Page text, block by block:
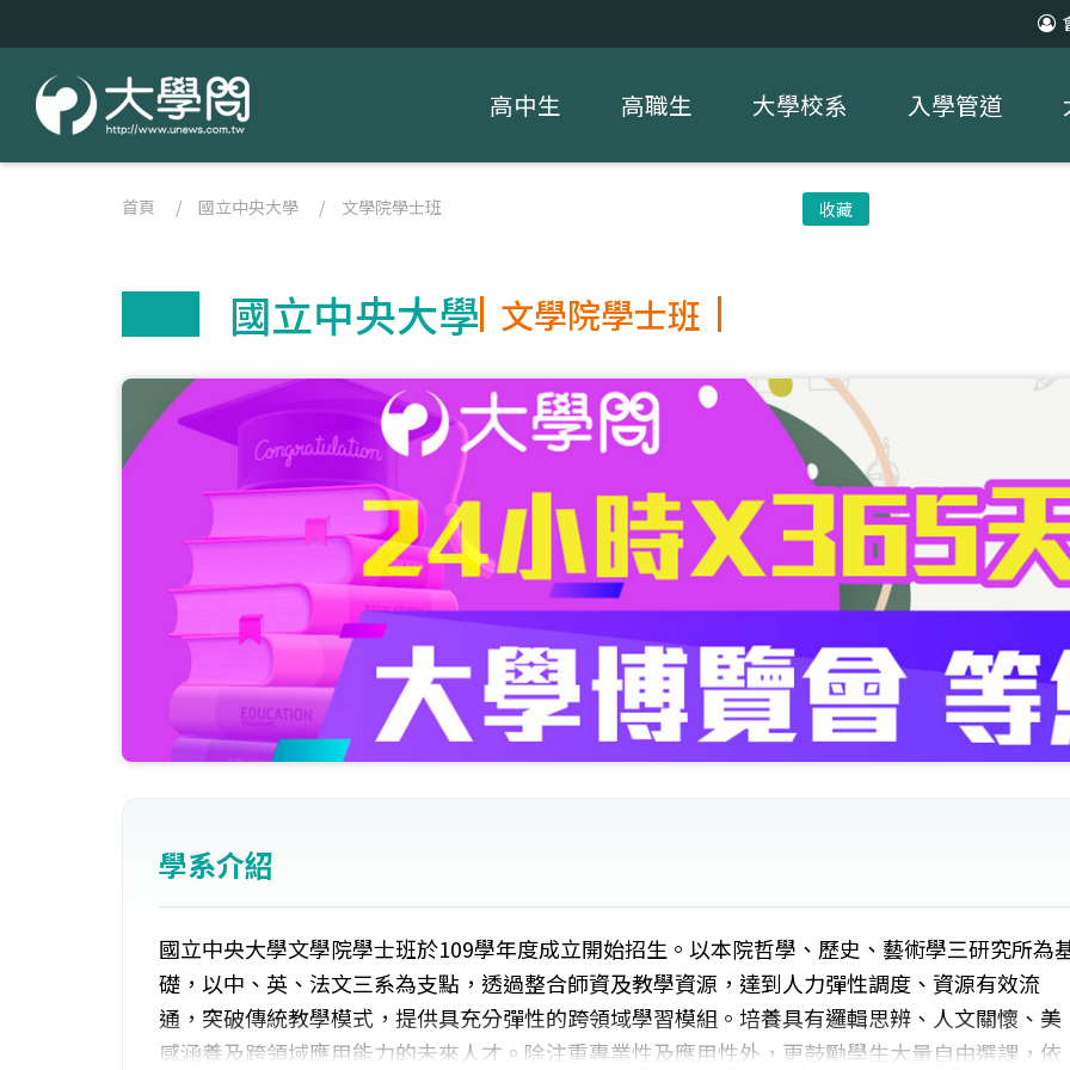
高中生 高職生 大學校系 入學管道
首頁 / 國立中央大學 / 文學院學士班 收藏
國立中央大學 文學院學士班
學系介紹
國立中央大學文學院學士班於109學年度成立開始招生。以本院哲學、歷史、藝術學三研究所為
礎，以中、英、法文三系為支點，透過整合師資及教學資源，達到人力彈性調度、資源有效流
通，突破傳統教學模式，提供具充分彈性的跨領域學習模組。培養具有邏輯思辨、人文關懷、美
感涵養及跨領域應用能力的未來人才。除注重專業性及應用性外，更鼓勵學生大量自由選課，依